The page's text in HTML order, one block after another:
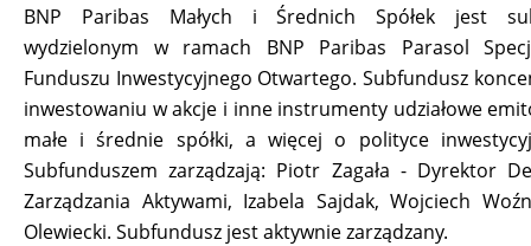
BNP Paribas Małych i Średnich Spółek jest
wydzielonym w ramach BNP Paribas Parasol
Funduszu Inwestycyjnego Otwartego. Subfundusz
inwestowaniu w akcje i inne instrumenty udziałowe
małe i średnie spółki, a więcej o polityce
Subfunduszem zarządzają: Piotr Zagała - Dyrektor
Zarządzania Aktywami, Izabela Sajdak, Wojciech
Olewiecki. Subfundusz jest aktywnie zarządzany.